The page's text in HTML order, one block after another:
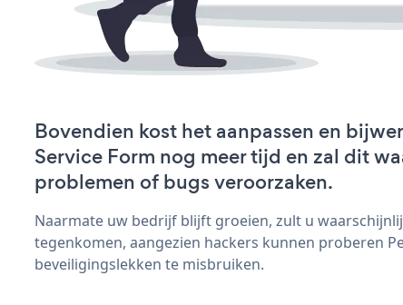
Bovendien kost het aanpassen en
Service Form nog meer tijd en zal dit
problemen of bugs veroorzaken.
Naarmate uw bedrijf blijft groeien, zult u
tegenkomen, aangezien hackers kunnen proberen
beveiligingslekken te misbruiken.